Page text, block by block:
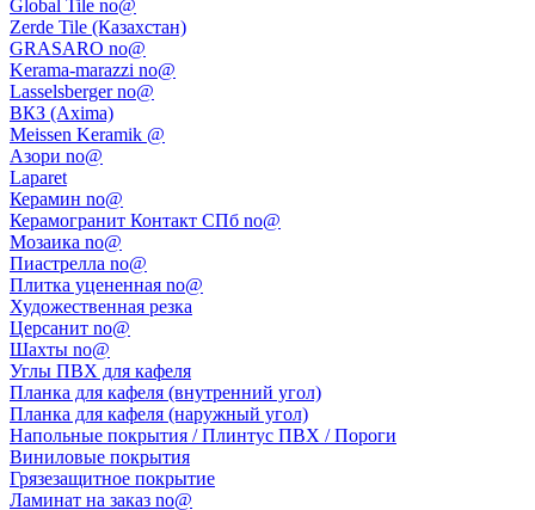
Global Tile no@
Zerde Tile (Казахстан)
GRASARO no@
Kerama-marazzi no@
Lasselsberger no@
ВКЗ (Axima)
Meissen Keramik @
Азори no@
Laparet
Керамин no@
Керамогранит Контакт СПб no@
Мозаика no@
Пиастрелла no@
Плитка уцененная no@
Художественная резка
Церсанит no@
Шахты no@
Углы ПВХ для кафеля
Планка для кафеля (внутренний угол)
Планка для кафеля (наружный угол)
Напольные покрытия / Плинтус ПВХ / Пороги
Виниловые покрытия
Грязезащитное покрытие
Ламинат на заказ no@